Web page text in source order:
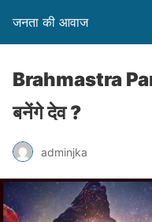
जनता की आवाज
Brahmastra
बनेंगे देव ?
adminjka